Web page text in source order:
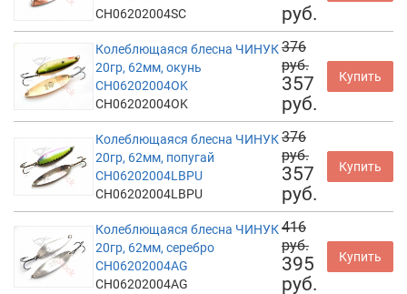
CH06202004SC
руб.
Колеблющаяся блесна ЧИНУК
20гр, 62мм, окунь
CH06202004OK
CH06202004OK
376
руб.
357
руб.
Купить
Колеблющаяся блесна ЧИНУК
20гр, 62мм, попугай
CH06202004LBPU
CH06202004LBPU
376
руб.
357
руб.
Купить
Колеблющаяся блесна ЧИНУК
20гр, 62мм, серебро
CH06202004AG
CH06202004AG
416
руб.
395
руб.
Купить